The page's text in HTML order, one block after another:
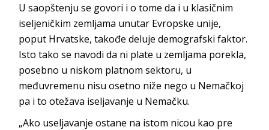
U saopštenju se govori i o tome da i u klasičnim
iseljeničkim zemljama unutar Evropske unije,
poput Hrvatske, takođe deluje demografski faktor.
Isto tako se navodi da ni plate u zemljama porekla,
posebno u niskom platnom sektoru, u
međuvremenu nisu osetno niže nego u Nemačkoj
pa i to otežava iseljavanje u Nemačku.
„Ako useljavanje ostane na istom nicou kao pre